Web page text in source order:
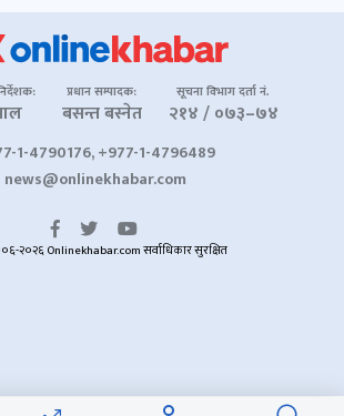
प्रधान सम्पादक:
बसन्त बस्नेत
सूचना विभाग दर्ता नं.
२१४ / ०७३–७४
1-4790176, +977-1-4796489
news@onlinekhabar.com
२०२६ Onlinekhabar.com सर्वाधिकार सुरक्षित